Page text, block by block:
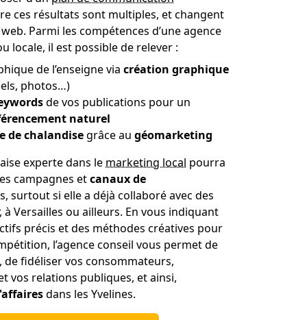
ces résultats sont multiples, et changent
Parmi les compétences d’une agence
locale, il est possible de relever :
de l’enseigne via création graphique
photos…)
de vos publications pour un
naturel
de chalandisegrâce au géomarketing
experte dans le marketing local pourra
campagnes etcanaux de
surtout si elle a déjà collaboré avec des
Versailles ou ailleurs. En vous indiquant
précis et des méthodes créatives pour
l’agence conseil vous permet de
fidéliser vos consommateurs,
vos relations publiques, et ainsi,
dans les Yvelines.